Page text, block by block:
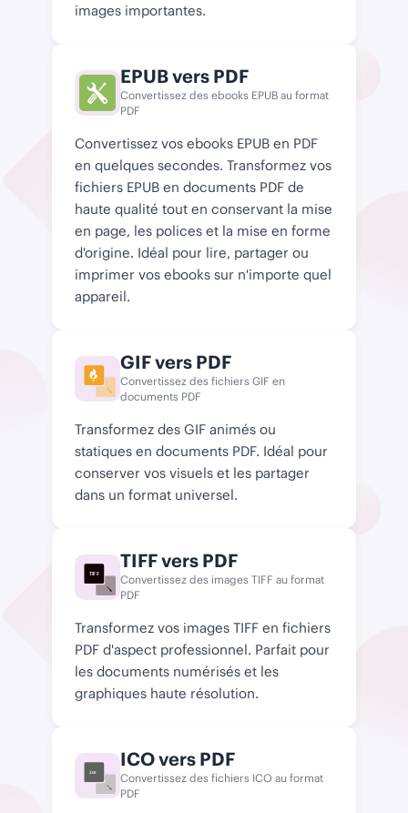
images importantes.
EPUB vers PDF
Convertissez des ebooks EPUB au format
PDF
Convertissez vos ebooks EPUB en PDF
en quelques secondes. Transformez vos
fichiers EPUB en documents PDF de
haute qualité tout en conservant la mise
en page, les polices et la mise en forme
d'origine. Idéal pour lire, partager ou
imprimer vos ebooks sur n'importe quel
appareil.
GIF vers PDF
Convertissez des fichiers GIF en
documents PDF
Transformez des GIF animés ou
statiques en documents PDF. Idéal pour
conserver vos visuels et les partager
dans un format universel.
TIFF
TIFF vers PDF
Convertissez des images TIFF au format
PDF
Transformez vos images TIFF en fichiers
PDF d'aspect professionnel. Parfait pour
les documents numérisés et les
graphiques haute résolution.
.ico
ICO vers PDF
Convertissez des fichiers ICO au format
PDF